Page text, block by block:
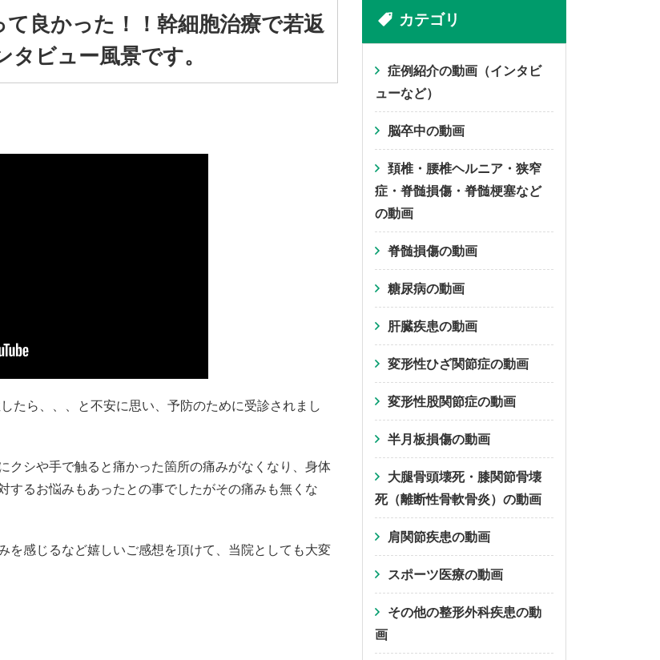
て良かった！！幹細胞治療で若返
ビュー風景です。
たら、、、と不安に思い、予防のために受診されまし
クシや手で触ると痛かった箇所の痛みがなくなり、身体
するお悩みもあったとの事でしたがその痛みも無くな
を感じるなど嬉しいご感想を頂けて、当院としても大変
カテゴリ
症例紹介の動画（インタビ
ューなど）
脳卒中の動画
頚椎・腰椎ヘルニア・狭窄
症・脊髄損傷・脊髄梗塞など
の動画
脊髄損傷の動画
糖尿病の動画
肝臓疾患の動画
変形性ひざ関節症の動画
変形性股関節症の動画
半月板損傷の動画
大腿骨頭壊死・膝関節骨壊
死（離断性骨軟骨炎）の動画
肩関節疾患の動画
スポーツ医療の動画
その他の整形外科疾患の動
画